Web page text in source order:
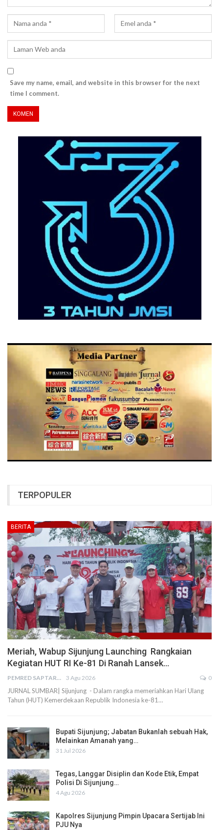
Save my name, email, and website in this browser for the next
time I comment.
TERPOPULER
BERITA
Meriah, Wabup Sijunjung Launching Rangkaian
Kegiatan HUT RI Ke-81 Di Ranah Lansek…
PEMRED SAPTARIUS 3 Agu 2026 0
JURNAL SUMBAR| Sijunjung - Dalam rangka memeriahkan Hari Ulang
Tahun (HUT) Kemerdekaan Republik Indonesia ke-81…
Bupati Sijunjung; Jabatan Bukanlah sebuah Hak,
Melainkan Amanah yang…
31 Jul 2026
Tegas, Langgar Disiplin dan Kode Etik, Empat
Polisi Di Sijunjung…
4 Agu 2026
Kapolres Sijunjung Pimpin Upacara Sertijab Ini
PJU Nya